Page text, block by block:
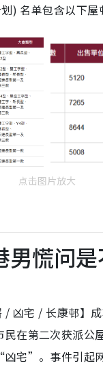
) 名单包含以下屋
点击图片放大
慌问
凶宅 / 长康邨】
在第二次获派公
宅”。事件引起